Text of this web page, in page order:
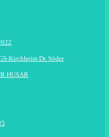
Kirchheim Dr. Söder
HUSAR